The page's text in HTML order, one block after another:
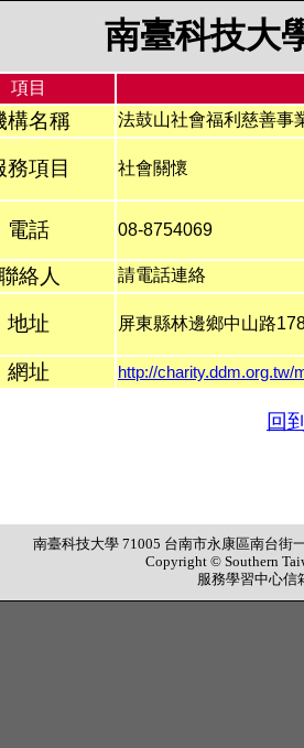
南臺科技大
項目
構名稱 法鼓山社會福利慈善事
務項目 社會關懷
電話 08-8754069
絡人 請電話連絡
地址 屏東縣林邊鄉中山路
網址 http://charity.ddm.org.tw/
回
南臺科技大學 71005 台南市永康區南台街
Copyright © Southern
服務學習中心信